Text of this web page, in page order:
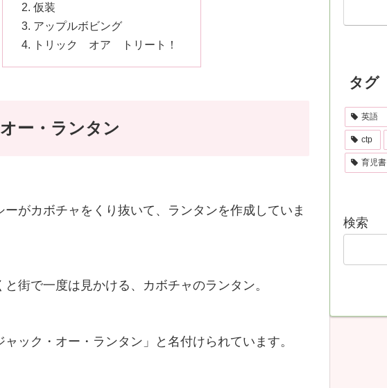
仮装
アップルボビング
トリック オア トリート！
ー・ランタン
がカボチャをくり抜いて、ランタンを作成していま
街で一度は見かける、カボチャのランタン。
ック・オー・ランタン」と名付けられています。
タグ
英語
ctp
育児書
検索